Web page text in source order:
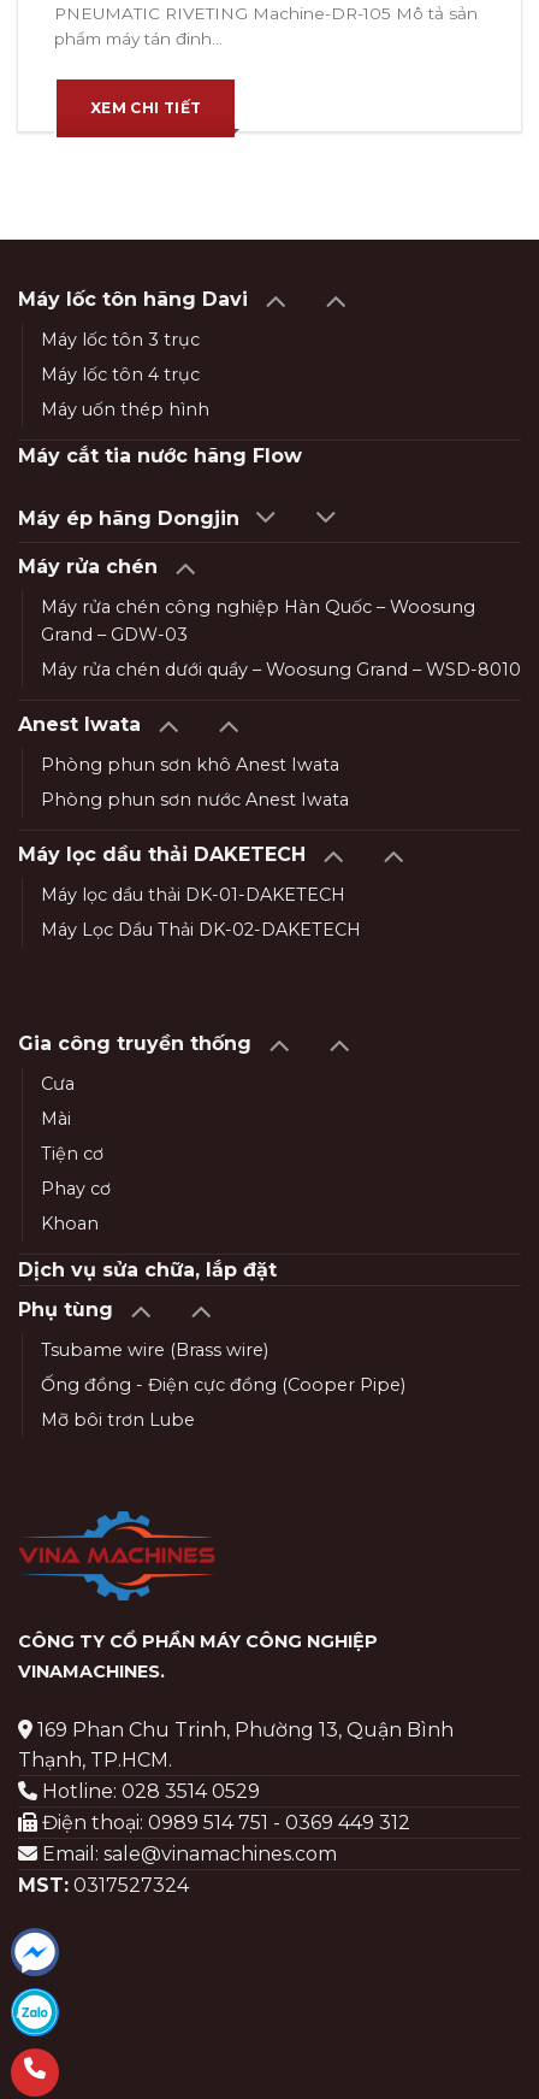
PNEUMATIC RIVETING Machine-DR-105 Mô tả sản
phẩm máy tán đinh...
XEM CHI TIẾT
Máy lốc tôn hãng Davi
Máy lốc tôn 3 trục
Máy lốc tôn 4 trục
Máy uốn thép hình
Máy cắt tia nước hãng Flow
Máy ép hãng Dongjin
Máy rửa chén
Máy rửa chén công nghiệp Hàn Quốc – Woosung
Grand – GDW-03
Máy rửa chén dưới quầy – Woosung Grand – WSD-8010
Anest Iwata
Phòng phun sơn khô Anest Iwata
Phòng phun sơn nước Anest Iwata
Máy lọc dầu thải DAKETECH
Máy lọc dầu thải DK-01-DAKETECH
Máy Lọc Dầu Thải DK-02-DAKETECH
Gia công truyền thống
Cưa
Mài
Tiện cơ
Phay cơ
Khoan
Dịch vụ sửa chữa, lắp đặt
Phụ tùng
Tsubame wire (Brass wire)
Ống đồng - Điện cực đồng (Cooper Pipe)
Mỡ bôi trơn Lube
CÔNG TY CỔ PHẦN MÁY CÔNG NGHIỆP
VINAMACHINES.
169 Phan Chu Trinh, Phường 13, Quận Bình
Thạnh, TP.HCM.
Hotline: 028 3514 0529
Điện thoại: 0989 514 751 - 0369 449 312
Email: sale@vinamachines.com
MST: 0317527324